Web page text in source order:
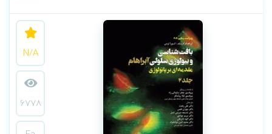
N/A
6778